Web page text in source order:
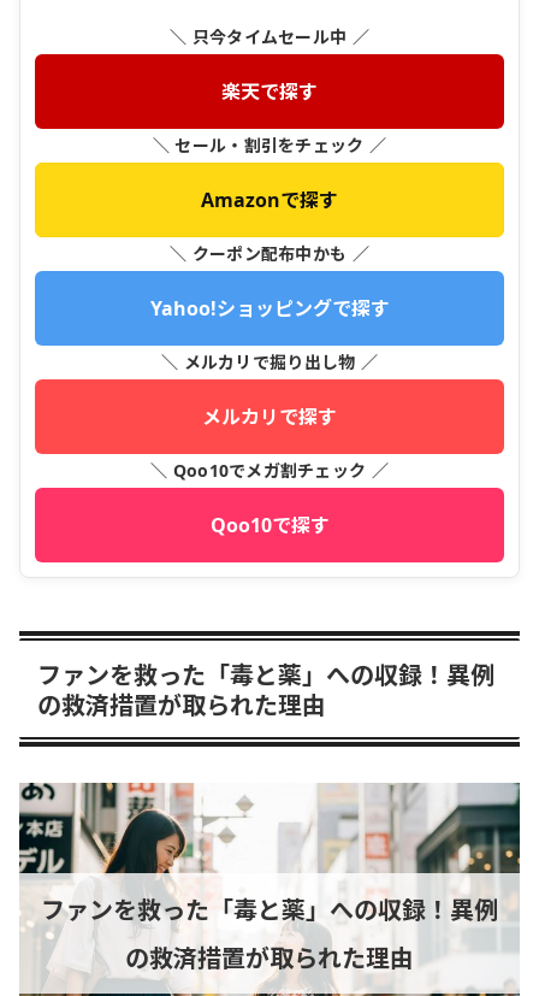
＼ 只今タイムセール中 ／
楽天で探す
＼ セール・割引をチェック ／
Amazonで探す
＼ クーポン配布中かも ／
Yahoo!ショッピングで探す
＼ メルカリで掘り出し物 ／
メルカリで探す
＼ Qoo10でメガ割チェック ／
Qoo10で探す
ファンを救った「毒と薬」への収録！異例
の救済措置が取られた理由
ファンを救った「毒と薬」への収録！異例
の救済措置が取られた理由